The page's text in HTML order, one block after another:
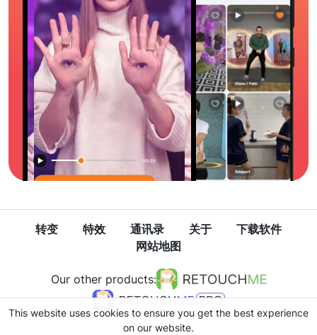
转变 特效 通讯录 关于
下载软件
网站地图
Our other products:
This website uses cookies to ensure you get the best experience
on our website.